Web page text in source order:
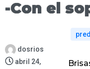
-Con el
dosrios
abril 24,